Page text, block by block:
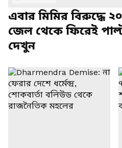
এবার মিমির বিরুদ্ধে
জেল থেকে ফিরেই
দেখুন